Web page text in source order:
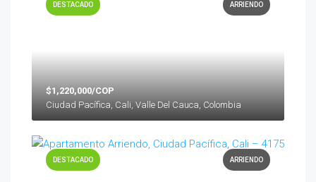
ARRIENDO
DESTACADO
$1,220,000/COP
Ciudad Pacífica, Cali, Valle Del Cauca, Colombia
ARRIENDO
DESTACADO